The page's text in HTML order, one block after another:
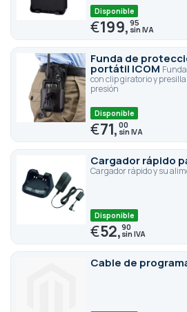
Disponible
€199,95
Funda de
portátil ICOM
con clip giratorio y
presión
Disponible
€71,00
Cargador rápido
Cargador rápido y su
Disponible
€52,90
Cable de